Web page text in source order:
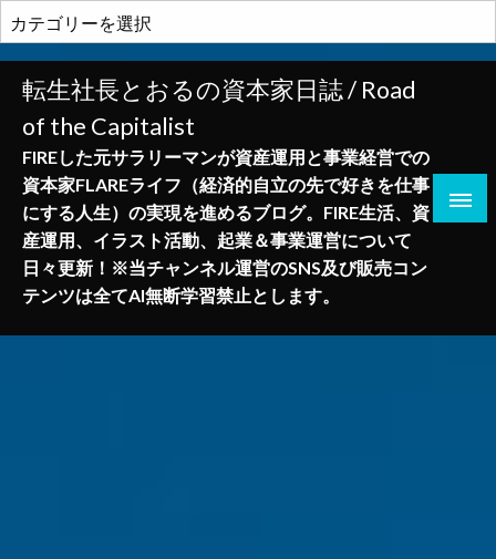
ン
テ
テ
転生社長とおるの資本家日誌 / Road
of the Capitalist
FIREした元サラリーマンが資産運用と事業経営での
資本家FLAREライフ（経済的自立の先で好きを仕事
にする人生）の実現を進めるブログ。FIRE生活、資
産運用、イラスト活動、起業＆事業運営について
日々更新！※当チャンネル運営のSNS及び販売コン
テンツは全てAI無断学習禁止とします。